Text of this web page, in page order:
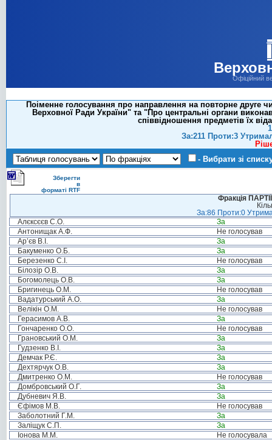
Офіційний
Поіменне голосування про направлення на повторне друге
Верховної Ради України" та "Про центральні органи
співвідношення предметів їх
За:211 Проти:3
- Вибрати зі
Зберегти
в
форматі RTF
Фракція
За:86 Проти:0
Алєксєєв С.О.
За
Антонищак А.Ф.
Не голосував
Ар’єв В.І.
За
Бакуменко О.Б.
За
Березенко С.І.
Не голосував
Білозір О.В.
За
Богомолець О.В.
За
Бригинець О.М.
Не голосував
Вадатурський А.О.
За
Велікін О.М.
Не голосував
Герасимов А.В.
За
Гончаренко О.О.
Не голосував
Грановський О.М.
За
Гудзенко В.І.
За
Демчак Р.Є.
За
Дехтярчук О.В.
За
Дмитренко О.М.
Не голосував
Домбровський О.Г.
За
Дубневич Я.В.
За
Єфімов М.В.
Не голосував
Заболотний Г.М.
За
Заліщук С.П.
За
Іонова М.М.
Не голосувала